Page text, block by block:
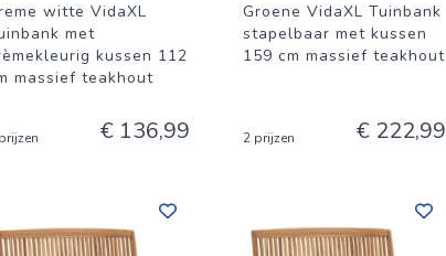
witte VidaXL
met
kussen 112
massief teakhout
€ 136,99
Groene VidaXL Tuinbank
stapelbaar met kussen
159 cm massief teakhout
2 prijzen € 222,99